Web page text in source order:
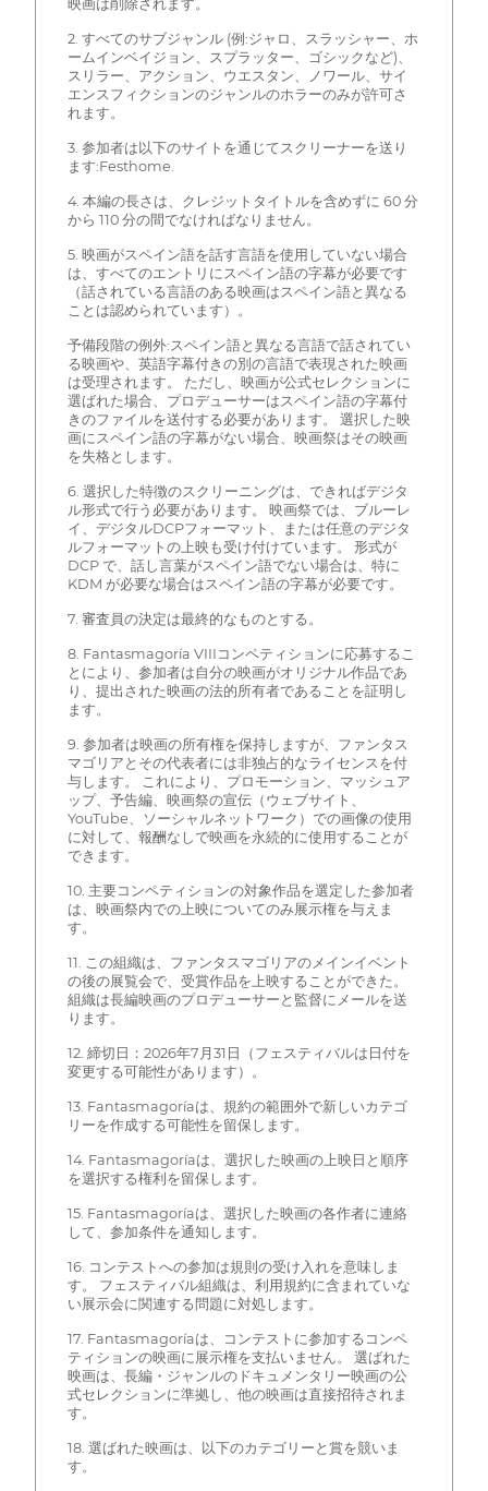
映画は削除されます。
2. すべてのサブジャンル (例:ジャロ、スラッシャー、ホ
ームインベイジョン、スプラッター、ゴシックなど)、
スリラー、アクション、ウエスタン、ノワール、サイ
エンスフィクションのジャンルのホラーのみが許可さ
れます。
3. 参加者は以下のサイトを通じてスクリーナーを送り
ます:Festhome.
4. 本編の長さは、クレジットタイトルを含めずに 60 分
から 110 分の間でなければなりません。
5. 映画がスペイン語を話す言語を使用していない場合
は、すべてのエントリにスペイン語の字幕が必要です
（話されている言語のある映画はスペイン語と異なる
ことは認められています）。
予備段階の例外:スペイン語と異なる言語で話されてい
る映画や、英語字幕付きの別の言語で表現された映画
は受理されます。 ただし、映画が公式セレクションに
選ばれた場合、プロデューサーはスペイン語の字幕付
きのファイルを送付する必要があります。 選択した映
画にスペイン語の字幕がない場合、映画祭はその映画
を失格とします。
6. 選択した特徴のスクリーニングは、できればデジタ
ル形式で行う必要があります。 映画祭では、ブルーレ
イ、デジタルDCPフォーマット、または任意のデジタ
ルフォーマットの上映も受け付けています。 形式が
DCP で、話し言葉がスペイン語でない場合は、特に
KDM が必要な場合はスペイン語の字幕が必要です。
7. 審査員の決定は最終的なものとする。
8. Fantasmagoría VIIIコンペティションに応募するこ
とにより、参加者は自分の映画がオリジナル作品であ
り、提出された映画の法的所有者であることを証明し
ます。
9. 参加者は映画の所有権を保持しますが、ファンタス
マゴリアとその代表者には非独占的なライセンスを付
与します。 これにより、プロモーション、マッシュア
ップ、予告編、映画祭の宣伝（ウェブサイト、
YouTube、ソーシャルネットワーク）での画像の使用
に対して、報酬なしで映画を永続的に使用することが
できます。
10. 主要コンペティションの対象作品を選定した参加者
は、映画祭内での上映についてのみ展示権を与えま
す。
11. この組織は、ファンタスマゴリアのメインイベント
の後の展覧会で、受賞作品を上映することができた。
組織は長編映画のプロデューサーと監督にメールを送
ります。
12. 締切日：2026年7月31日（フェスティバルは日付を
変更する可能性があります）。
13. Fantasmagoríaは、規約の範囲外で新しいカテゴ
リーを作成する可能性を留保します。
14. Fantasmagoríaは、選択した映画の上映日と順序
を選択する権利を留保します。
15. Fantasmagoríaは、選択した映画の各作者に連絡
して、参加条件を通知します。
16. コンテストへの参加は規則の受け入れを意味しま
す。 フェスティバル組織は、利用規約に含まれていな
い展示会に関連する問題に対処します。
17. Fantasmagoríaは、コンテストに参加するコンペ
ティションの映画に展示権を支払いません。 選ばれた
映画は、長編・ジャンルのドキュメンタリー映画の公
式セレクションに準拠し、他の映画は直接招待されま
す。
18. 選ばれた映画は、以下のカテゴリーと賞を競いま
す。